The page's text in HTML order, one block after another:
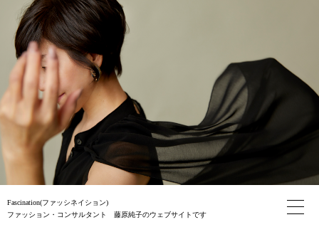
Fascination(ファッシネイション)
ファッション・コンサルタント 藤原純子のウェブサイトです